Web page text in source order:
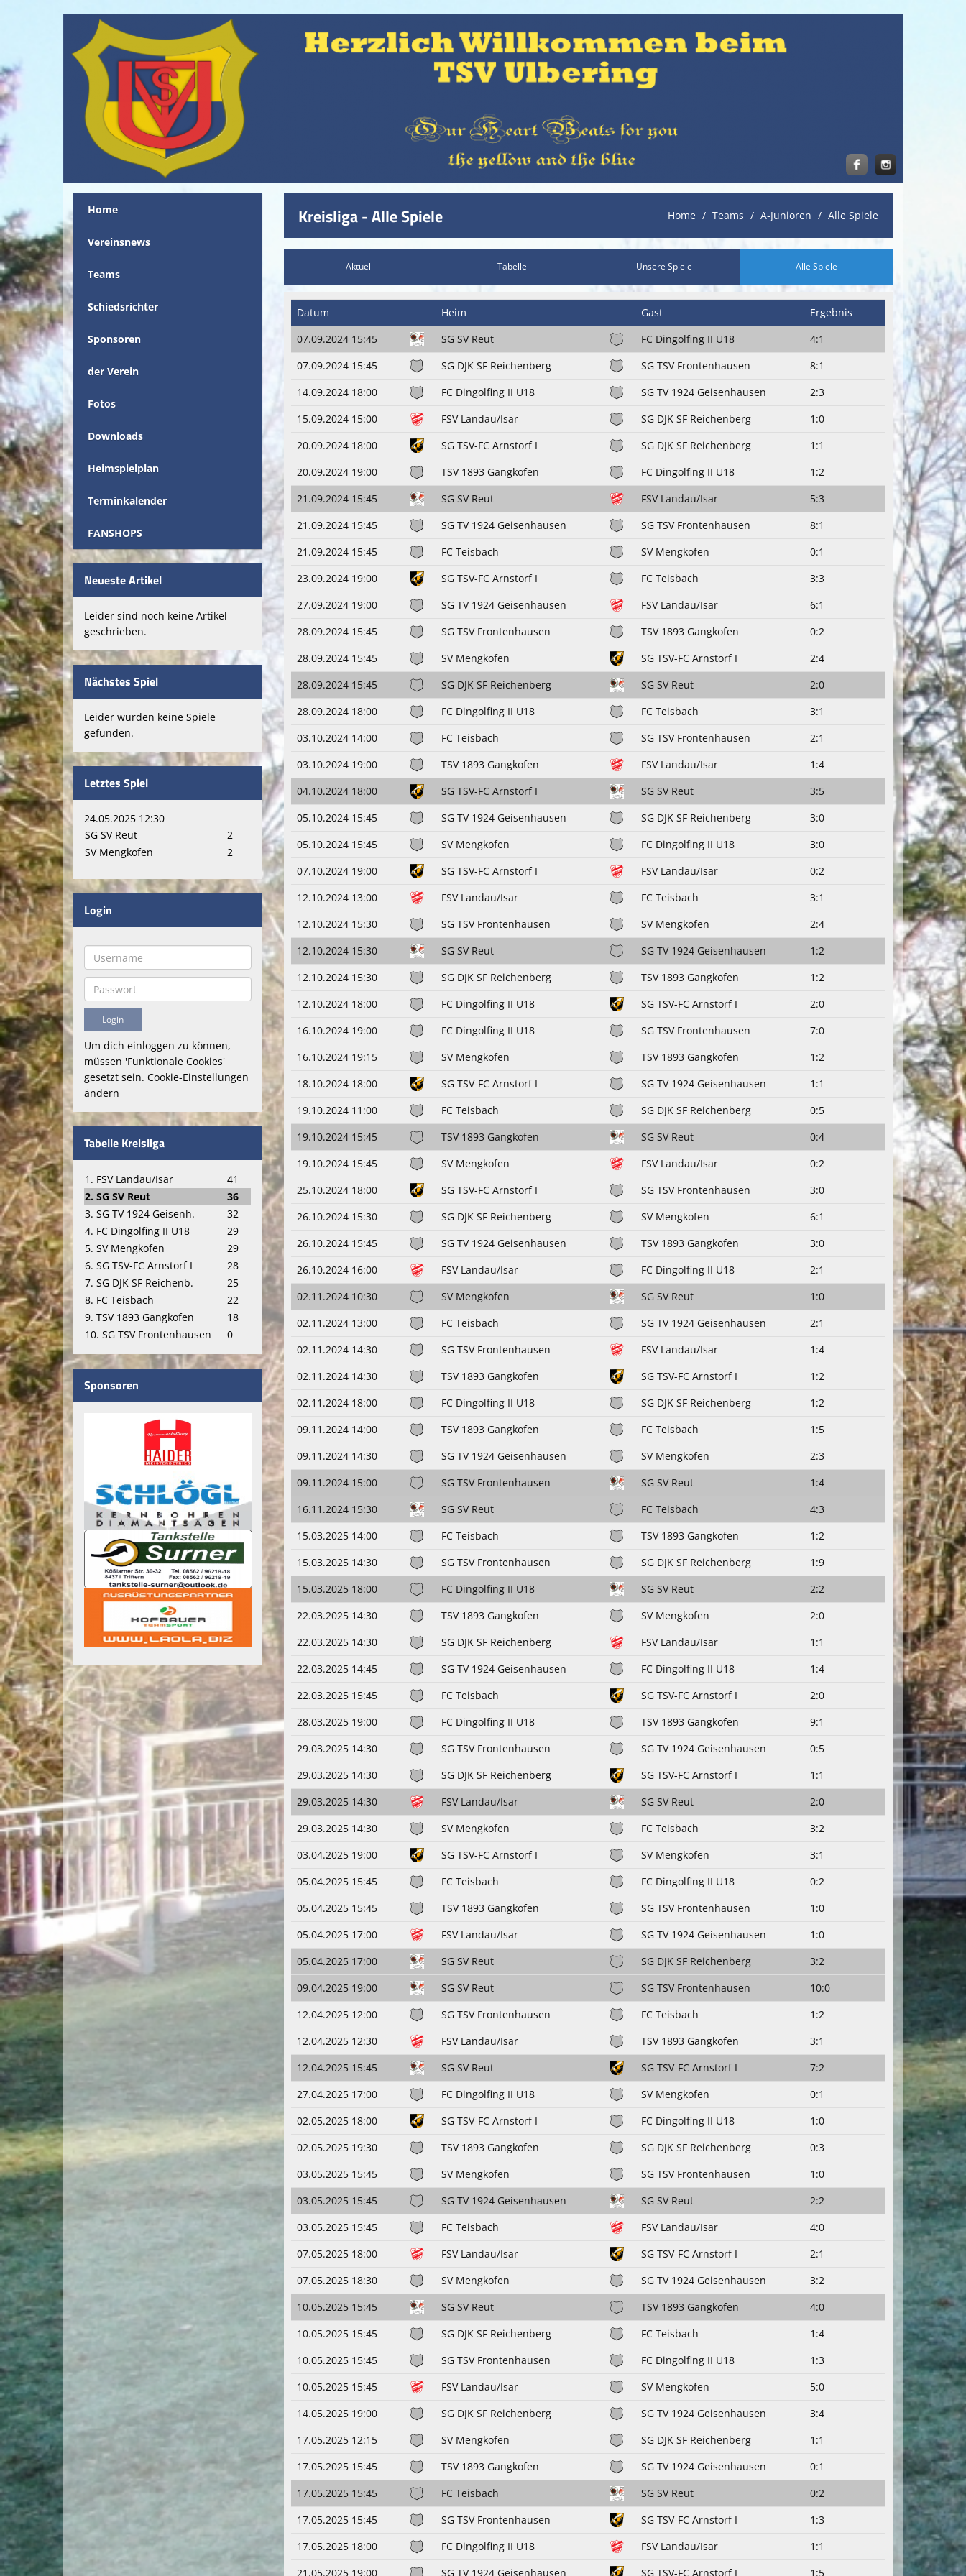
Home
Vereinsnews
Teams
Schiedsrichter
Sponsoren
der Verein
Fotos
Downloads
Heimspielplan
Terminkalender
FANSHOPS
Neueste Artikel
Leider sind noch keine Artikel
geschrieben.
Nächstes Spiel
Leider wurden keine Spiele
gefunden.
Letztes Spiel
24.05.2025 12:30
SG SV Reut
2
SV Mengkofen
2
Login
Um dich einloggen zu können,
müssen 'Funktionale Cookies'
gesetzt sein. Cookie-Einstellungen
ändern
Tabelle Kreisliga
1. FSV Landau/Isar
41
2. SG SV Reut
36
3. SG TV 1924 Geisenh.
32
4. FC Dingolfing II U18
29
5. SV Mengkofen
29
6. SG TSV-FC Arnstorf I
28
7. SG DJK SF Reichenb.
25
8. FC Teisbach
22
9. TSV 1893 Gangkofen
18
10. SG TSV Frontenhausen
0
Sponsoren
Kreisliga - Alle Spiele Home Teams A-Junioren Alle Spiele
Aktuell Tabelle Unsere Spiele Alle Spiele
Datum Heim Gast
Ergebnis
07.09.2024 15:45
SG SV Reut FC Dingolfing II U18
4:1
07.09.2024 15:45
SG DJK SF Reichenberg SG TSV Frontenhausen
8:1
14.09.2024 18:00
FC Dingolfing II U18 SG TV 1924 Geisenhausen
2:3
15.09.2024 15:00
FSV Landau/Isar SG DJK SF Reichenberg
1:0
20.09.2024 18:00
SG TSV-FC Arnstorf I SG DJK SF Reichenberg
1:1
20.09.2024 19:00
TSV 1893 Gangkofen FC Dingolfing II U18
1:2
21.09.2024 15:45
SG SV Reut FSV Landau/Isar
5:3
21.09.2024 15:45
SG TV 1924 Geisenhausen SG TSV Frontenhausen
8:1
21.09.2024 15:45
FC Teisbach SV Mengkofen
0:1
23.09.2024 19:00
SG TSV-FC Arnstorf I FC Teisbach
3:3
27.09.2024 19:00
SG TV 1924 Geisenhausen FSV Landau/Isar
6:1
28.09.2024 15:45
SG TSV Frontenhausen TSV 1893 Gangkofen
0:2
28.09.2024 15:45
SV Mengkofen SG TSV-FC Arnstorf I
2:4
28.09.2024 15:45
SG DJK SF Reichenberg SG SV Reut
2:0
28.09.2024 18:00
FC Dingolfing II U18 FC Teisbach
3:1
03.10.2024 14:00
FC Teisbach SG TSV Frontenhausen
2:1
03.10.2024 19:00
TSV 1893 Gangkofen FSV Landau/Isar
1:4
04.10.2024 18:00
SG TSV-FC Arnstorf I SG SV Reut
3:5
05.10.2024 15:45
SG TV 1924 Geisenhausen SG DJK SF Reichenberg
3:0
05.10.2024 15:45
SV Mengkofen FC Dingolfing II U18
3:0
07.10.2024 19:00
SG TSV-FC Arnstorf I FSV Landau/Isar
0:2
12.10.2024 13:00
FSV Landau/Isar FC Teisbach
3:1
12.10.2024 15:30
SG TSV Frontenhausen SV Mengkofen
2:4
12.10.2024 15:30
SG SV Reut SG TV 1924 Geisenhausen
1:2
12.10.2024 15:30
SG DJK SF Reichenberg TSV 1893 Gangkofen
1:2
12.10.2024 18:00
FC Dingolfing II U18 SG TSV-FC Arnstorf I
2:0
16.10.2024 19:00
FC Dingolfing II U18 SG TSV Frontenhausen
7:0
16.10.2024 19:15
SV Mengkofen TSV 1893 Gangkofen
1:2
18.10.2024 18:00
SG TSV-FC Arnstorf I SG TV 1924 Geisenhausen
1:1
19.10.2024 11:00
FC Teisbach SG DJK SF Reichenberg
0:5
19.10.2024 15:45
TSV 1893 Gangkofen SG SV Reut
0:4
19.10.2024 15:45
SV Mengkofen FSV Landau/Isar
0:2
25.10.2024 18:00
SG TSV-FC Arnstorf I SG TSV Frontenhausen
3:0
26.10.2024 15:30
SG DJK SF Reichenberg SV Mengkofen
6:1
26.10.2024 15:45
SG TV 1924 Geisenhausen TSV 1893 Gangkofen
3:0
26.10.2024 16:00
FSV Landau/Isar FC Dingolfing II U18
2:1
02.11.2024 10:30
SV Mengkofen SG SV Reut
1:0
02.11.2024 13:00
FC Teisbach SG TV 1924 Geisenhausen
2:1
02.11.2024 14:30
SG TSV Frontenhausen FSV Landau/Isar
1:4
02.11.2024 14:30
TSV 1893 Gangkofen SG TSV-FC Arnstorf I
1:2
02.11.2024 18:00
FC Dingolfing II U18 SG DJK SF Reichenberg
1:2
09.11.2024 14:00
TSV 1893 Gangkofen FC Teisbach
1:5
09.11.2024 14:30
SG TV 1924 Geisenhausen SV Mengkofen
2:3
09.11.2024 15:00
SG TSV Frontenhausen SG SV Reut
1:4
16.11.2024 15:30
SG SV Reut FC Teisbach
4:3
15.03.2025 14:00
FC Teisbach TSV 1893 Gangkofen
1:2
15.03.2025 14:30
SG TSV Frontenhausen SG DJK SF Reichenberg
1:9
15.03.2025 18:00
FC Dingolfing II U18 SG SV Reut
2:2
22.03.2025 14:30
TSV 1893 Gangkofen SV Mengkofen
2:0
22.03.2025 14:30
SG DJK SF Reichenberg FSV Landau/Isar
1:1
22.03.2025 14:45
SG TV 1924 Geisenhausen FC Dingolfing II U18
1:4
22.03.2025 15:45
FC Teisbach SG TSV-FC Arnstorf I
2:0
28.03.2025 19:00
FC Dingolfing II U18 TSV 1893 Gangkofen
9:1
29.03.2025 14:30
SG TSV Frontenhausen SG TV 1924 Geisenhausen
0:5
29.03.2025 14:30
SG DJK SF Reichenberg SG TSV-FC Arnstorf I
1:1
29.03.2025 14:30
FSV Landau/Isar SG SV Reut
2:0
29.03.2025 14:30
SV Mengkofen FC Teisbach
3:2
03.04.2025 19:00
SG TSV-FC Arnstorf I SV Mengkofen
3:1
05.04.2025 15:45
FC Teisbach FC Dingolfing II U18
0:2
05.04.2025 15:45
TSV 1893 Gangkofen SG TSV Frontenhausen
1:0
05.04.2025 17:00
FSV Landau/Isar SG TV 1924 Geisenhausen
1:0
05.04.2025 17:00
SG SV Reut SG DJK SF Reichenberg
3:2
09.04.2025 19:00
SG SV Reut SG TSV Frontenhausen
10:0
12.04.2025 12:00
SG TSV Frontenhausen FC Teisbach
1:2
12.04.2025 12:30
FSV Landau/Isar TSV 1893 Gangkofen
3:1
12.04.2025 15:45
SG SV Reut SG TSV-FC Arnstorf I
7:2
27.04.2025 17:00
FC Dingolfing II U18 SV Mengkofen
0:1
02.05.2025 18:00
SG TSV-FC Arnstorf I FC Dingolfing II U18
1:0
02.05.2025 19:30
TSV 1893 Gangkofen SG DJK SF Reichenberg
0:3
03.05.2025 15:45
SV Mengkofen SG TSV Frontenhausen
1:0
03.05.2025 15:45
SG TV 1924 Geisenhausen SG SV Reut
2:2
03.05.2025 15:45
FC Teisbach FSV Landau/Isar
4:0
07.05.2025 18:00
FSV Landau/Isar SG TSV-FC Arnstorf I
2:1
07.05.2025 18:30
SV Mengkofen SG TV 1924 Geisenhausen
3:2
10.05.2025 15:45
SG SV Reut TSV 1893 Gangkofen
4:0
10.05.2025 15:45
SG DJK SF Reichenberg FC Teisbach
1:4
10.05.2025 15:45
SG TSV Frontenhausen FC Dingolfing II U18
1:3
10.05.2025 15:45
FSV Landau/Isar SV Mengkofen
5:0
14.05.2025 19:00
SG DJK SF Reichenberg SG TV 1924 Geisenhausen
3:4
17.05.2025 12:15
SV Mengkofen SG DJK SF Reichenberg
1:1
17.05.2025 15:45
TSV 1893 Gangkofen SG TV 1924 Geisenhausen
0:1
17.05.2025 15:45
FC Teisbach SG SV Reut
0:2
17.05.2025 15:45
SG TSV Frontenhausen SG TSV-FC Arnstorf I
1:3
17.05.2025 18:00
FC Dingolfing II U18 FSV Landau/Isar
1:1
21.05.2025 19:00
SG TV 1924 Geisenhausen SG TSV-FC Arnstorf I 1:5